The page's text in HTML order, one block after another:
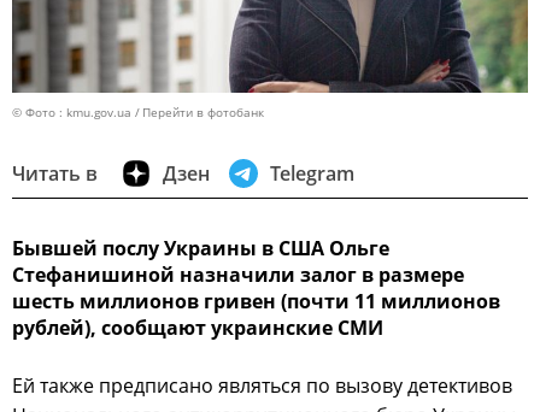
© Фото : kmu.gov.ua Перейти в фотобанк
Читать в Дзен Telegram
Бывшей послу Украины в США Ольге
Стефанишиной назначили залог в размере
шесть миллионов гривен (почти 11 миллионов
рублей), сообщают украинские СМИ
Ей также предписано являться по вызову детективов